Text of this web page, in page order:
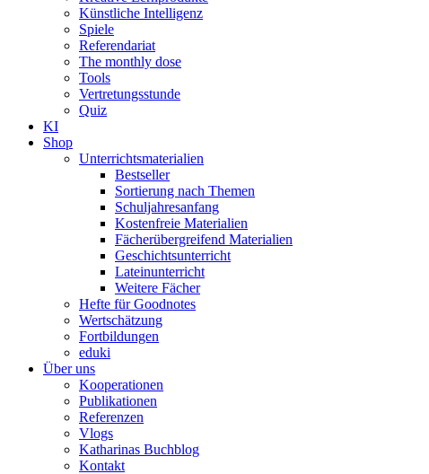
Künstliche Intelligenz
Spiele
Referendariat
The monthly dose
Tools
Vertretungsstunde
Quiz
KI
Shop
Unterrichtsmaterialien
Bestseller
Sortierung nach Themen
Schuljahresanfang
Kostenfreie Materialien
Fächerübergreifend Materialien
Geschichtsunterricht
Lateinunterricht
Weitere Fächer
Hefte für Goodnotes
Wertschätzung
Fortbildungen
eduki
Über uns
Kooperationen
Publikationen
Referenzen
Vlogs
Katharinas Buchblog
Kontakt